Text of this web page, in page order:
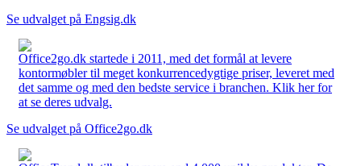
Se udvalget på Engsig.dk
Office2go.dk startede i 2011, med det formål at levere
kontormøbler til meget konkurrencedygtige priser, leveret med
det samme og med den bedste service i branchen. Klik her for
at se deres udvalg.
Se udvalget på Office2go.dk